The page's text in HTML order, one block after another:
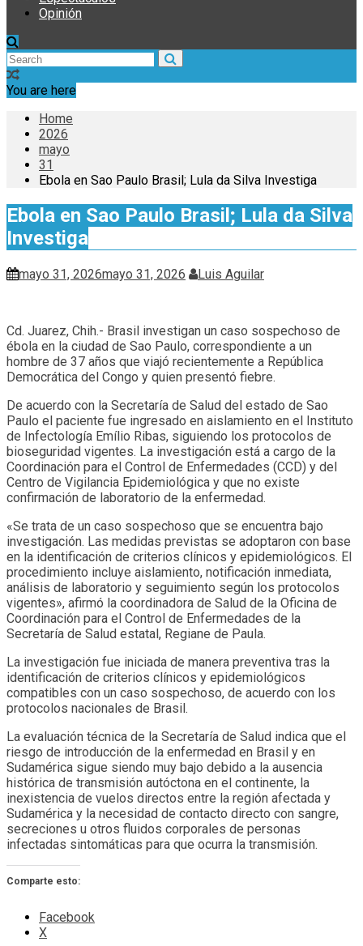
Opinión
You are here
Home
2026
mayo
31
Ebola en Sao Paulo Brasil; Lula da Silva Investiga
Ebola en Sao Paulo Brasil; Lula da Silva
Investiga
mayo 31, 2026mayo 31, 2026 Luis Aguilar
Cd. Juarez, Chih.- Brasil investigan un caso sospechoso de
ébola en la ciudad de Sao Paulo, correspondiente a un
hombre de 37 años que viajó recientemente a República
Democrática del Congo y quien presentó fiebre.
De acuerdo con la Secretaría de Salud del estado de Sao
Paulo el paciente fue ingresado en aislamiento en el Instituto
de Infectología Emílio Ribas, siguiendo los protocolos de
bioseguridad vigentes. La investigación está a cargo de la
Coordinación para el Control de Enfermedades (CCD) y del
Centro de Vigilancia Epidemiológica y que no existe
confirmación de laboratorio de la enfermedad.
«Se trata de un caso sospechoso que se encuentra bajo
investigación. Las medidas previstas se adoptaron con base
en la identificación de criterios clínicos y epidemiológicos. El
procedimiento incluye aislamiento, notificación inmediata,
análisis de laboratorio y seguimiento según los protocolos
vigentes», afirmó la coordinadora de Salud de la Oficina de
Coordinación para el Control de Enfermedades de la
Secretaría de Salud estatal, Regiane de Paula.
La investigación fue iniciada de manera preventiva tras la
identificación de criterios clínicos y epidemiológicos
compatibles con un caso sospechoso, de acuerdo con los
protocolos nacionales de Brasil.
La evaluación técnica de la Secretaría de Salud indica que el
riesgo de introducción de la enfermedad en Brasil y en
Sudamérica sigue siendo muy bajo debido a la ausencia
histórica de transmisión autóctona en el continente, la
inexistencia de vuelos directos entre la región afectada y
Sudamérica y la necesidad de contacto directo con sangre,
secreciones u otros fluidos corporales de personas
infectadas sintomáticas para que ocurra la transmisión.
Comparte esto:
Facebook
X